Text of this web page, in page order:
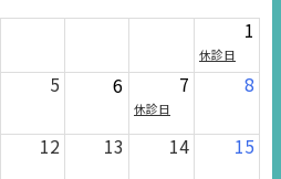
1
休診日
5 6 7
休診日
8
12 13 14 15